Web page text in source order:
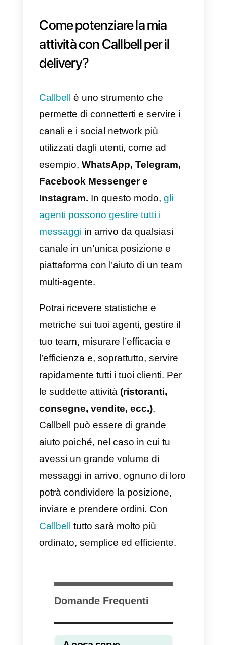
ordine, poiché laconsegna
condivide la posizione del
prodotto in tempo reale,
permettendo al cliente di
visualizzare il proprio ordine in
ogni momento.
Tieni sempre a mente che
l’utilizzo di questa funzionalità
dipende dall’utente e dalle
situazioni in cui questo si trova.
Esistono diverse aziende che
offrono servizi dove questa
funzionalità potrebbe essere
davvero utile, come ad esempio:
a)Ristoranti
b)Delivery
c)Raccomandate
d)Viaggi
e)Servizi a domicilio